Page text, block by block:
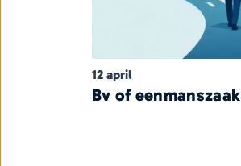
12 april
Bv of